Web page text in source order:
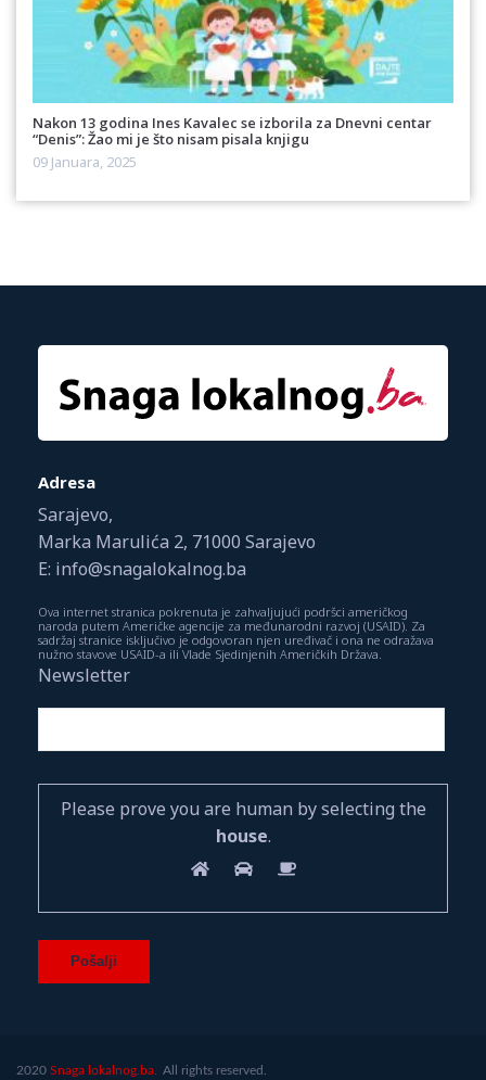
Nakon 13 godina Ines Kavalec se izborila za Dnevni centar
“Denis”: Žao mi je što nisam pisala knjigu
09 Januara, 2025
Adresa
Sarajevo,
Marka Marulića 2, 71000 Sarajevo
E: info@snagalokalnog.ba
Ova internet stranica pokrenuta je zahvaljujući podršci američkog
naroda putem Američke agencije za međunarodni razvoj (USAID). Za
sadržaj stranice isključivo je odgovoran njen uređivač i ona ne odražava
nužno stavove USAID-a ili Vlade Sjedinjenih Američkih Država.
Newsletter
Please prove you are human by selecting the
house.
2020 Snaga lokalnog.ba. All rights reserved.